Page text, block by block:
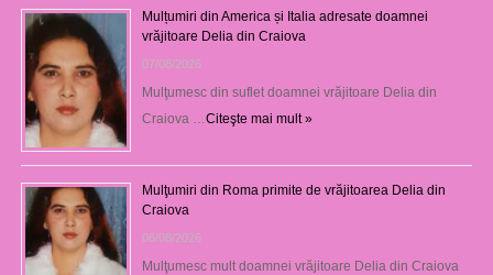
Mulțumiri din America și Italia adresate doamnei
vrăjitoare Delia din Craiova
07/08/2026
Mulţumesc din suflet doamnei vrăjitoare Delia din
Craiova … Citeşte mai mult »
Mulţumiri din Roma primite de vrăjitoarea Delia din
Craiova
06/08/2026
Mulţumesc mult doamnei vrăjitoare Delia din Craiova